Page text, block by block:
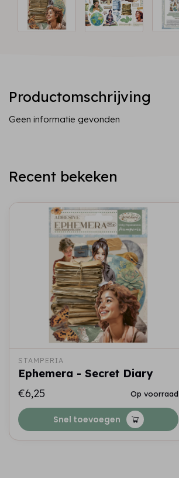
Productomschrijving
Geen informatie gevonden
Recent bekeken
STAMPERIA
Ephemera - Secret Diary
€6,25
Op voorraad
Snel toevoegen